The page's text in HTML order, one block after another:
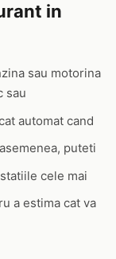
in
sau motorina
sau
automat cand
puteti
cele mai
a estima cat va